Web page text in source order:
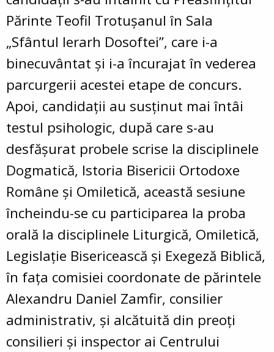
Părinte Teofil Trotușanul în Sala
„Sfântul Ierarh Dosoftei”, care i-a
binecuvântat și i-a încurajat în vederea
parcurgerii acestei etape de concurs.
Apoi, candidații au susținut mai întâi
testul psihologic, după care s-au
desfășurat probele scrise la disciplinele
Dogmatică, Istoria Bisericii Ortodoxe
Române și Omiletică, această sesiune
încheindu-se cu participarea la proba
orală la disciplinele Liturgică, Omiletică,
Legislație Bisericească și Exegeză Biblică,
în fața comisiei coordonate de părintele
Alexandru Daniel Zamfir, consilier
administrativ, și alcătuită din preoți
consilieri și inspector ai Centrului